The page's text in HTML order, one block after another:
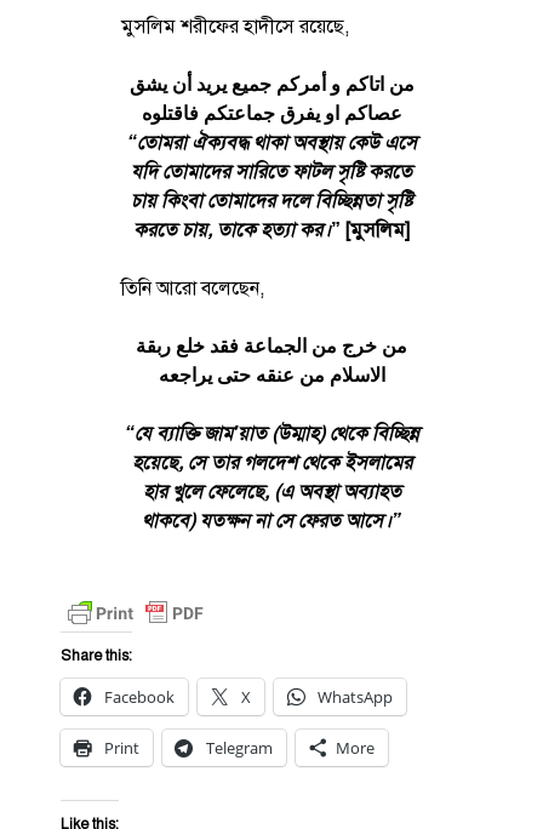
মুসলিম শরীফের হাদীসে রয়েছে,
من اتاكم و أمركم جميع يريد أن يشق
عصاكم او يفرق جماعتكم فاقتلوه
“তোমরা ঐক্যবদ্ধ থাকা অবস্থায় কেউ এসে
যদি তোমাদের সারিতে ফাটল সৃষ্টি করতে
চায় কিংবা তোমাদের দলে বিচ্ছিন্নতা সৃষ্টি
করতে চায়, তাকে হত্যা কর।” [মুসলিম]
তিনি আরো বলেছেন,
من خرج من الجماعة فقد خلع ربقة
الاسلام من عنقه حتى يراجعه
“যে ব্যাক্তি জাম’য়াত (উম্মাহ) থেকে বিচ্ছিন্ন
হয়েছে, সে তার গলদেশ থেকে ইসলামের
হার খুলে ফেলেছে, (এ অবস্থা অব্যাহত
থাকবে) যতক্ষন না সে ফেরত আসে।”
Share this:
Facebook X WhatsApp
Print Telegram More
Like this: